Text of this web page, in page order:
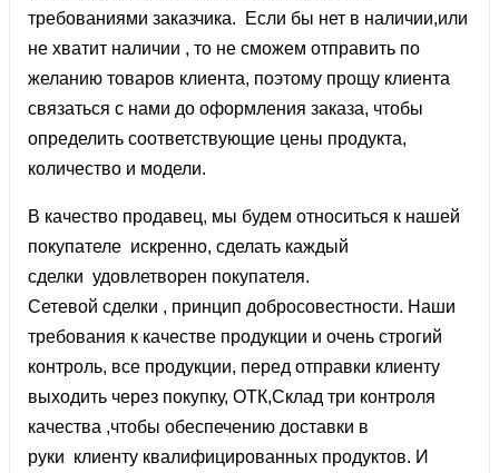
требованиями заказчика. Если бы нет в наличии,или
не хватит наличии , то не сможем отправить по
желанию товаров клиента, поэтому прощу клиента
связаться с нами до оформления заказа, чтобы
определить соответствующие цены продукта,
количество и модели.
В качество продавец, мы будем относиться к нашей
покупателе искренно, сделать каждый
сделки удовлетворен покупателя.
Сетевой сделки , принцип добросовестности. Наши
требования к качестве продукции и очень строгий
контроль, все продукции, перед отправки клиенту
выходить через покупку, ОТК,Склад три контроля
качества ,чтобы обеспечению доставки в
руки клиенту квалифицированных продуктов. И